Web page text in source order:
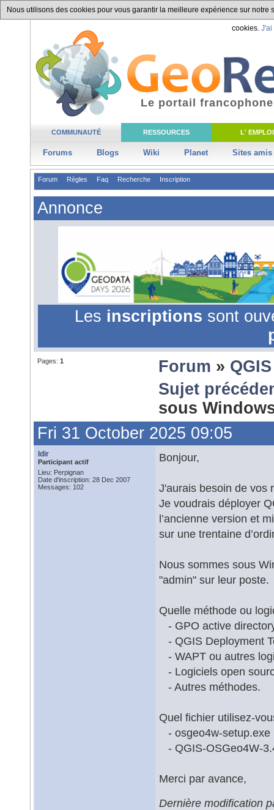
Nous utilisons des cookies pour vous garantir la meilleure expérience sur
cookies. J'ai
COMMUNAUTÉ RESSOURCES L' EMPLOI
Forums Blogs Wiki Planet Sites amis
Le portail
Forum Règles Faq Recherche Inscription
Annonce
Les inscriptions sont
Pages: 1 Forum » QGIS
Sujet
sous
Fri 31 October 2025 09:05
Idir
Participant actif
Lieu: Perpignan
Date d'inscription: 28 Dec 2007
Messages: 102
Bonjour,
J'aurais besoin de vos
Je voudrais déployer
l’ancienne version et
sur une trentaine
Nous sommes sous
"admin" sur leur poste.
Quelle méthode ou
- GPO active
- QGIS Deployment
- WAPT ou autres
- Logiciels open
- Autres méthodes.
Quel fichier utilisez-
- osgeo4w-setup.exe
- QGIS-OSGeo4W-
Merci par avance,
Dernière modification